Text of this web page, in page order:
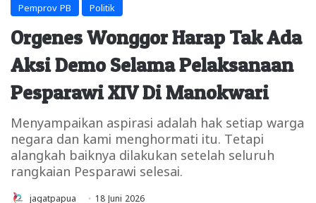
Pemprov PB Politik
Orgenes Wonggor Harap Tak Ada
Aksi Demo Selama Pelaksanaan
Pesparawi XIV Di Manokwari
Menyampaikan aspirasi adalah hak setiap warga
negara dan kami menghormati itu. Tetapi
alangkah baiknya dilakukan setelah seluruh
rangkaian Pesparawi selesai.
jagatpapua 18 Juni 2026